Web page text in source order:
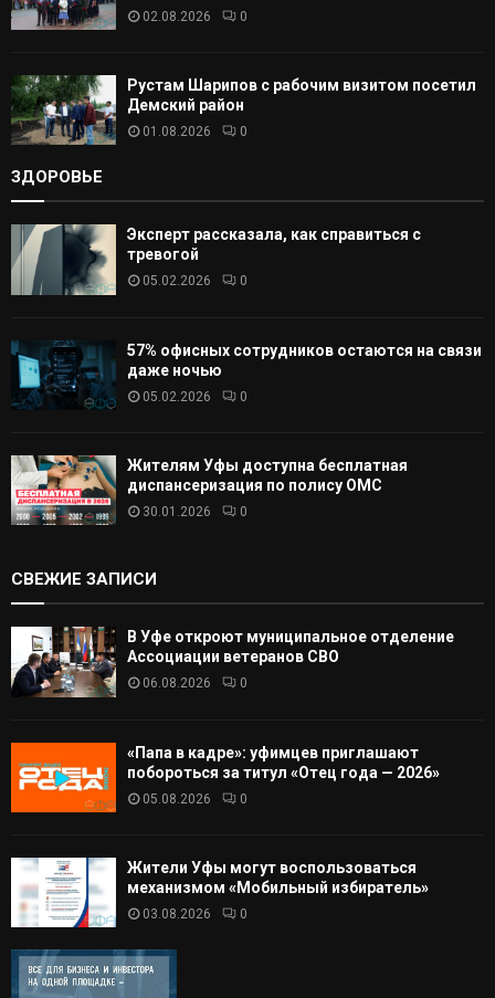
02.08.2026 0
Рустам Шарипов с рабочим визитом посетил
Демский район
01.08.2026 0
ЗДОРОВЬЕ
Эксперт рассказала, как справиться с
тревогой
05.02.2026 0
57% офисных сотрудников остаются на связи
даже ночью
05.02.2026 0
Жителям Уфы доступна бесплатная
диспансеризация по полису ОМС
30.01.2026 0
СВЕЖИЕ ЗАПИСИ
В Уфе откроют муниципальное отделение
Ассоциации ветеранов СВО
06.08.2026 0
«Папа в кадре»: уфимцев приглашают
побороться за титул «Отец года — 2026»
05.08.2026 0
Жители Уфы могут воспользоваться
механизмом «Мобильный избиратель»
03.08.2026 0